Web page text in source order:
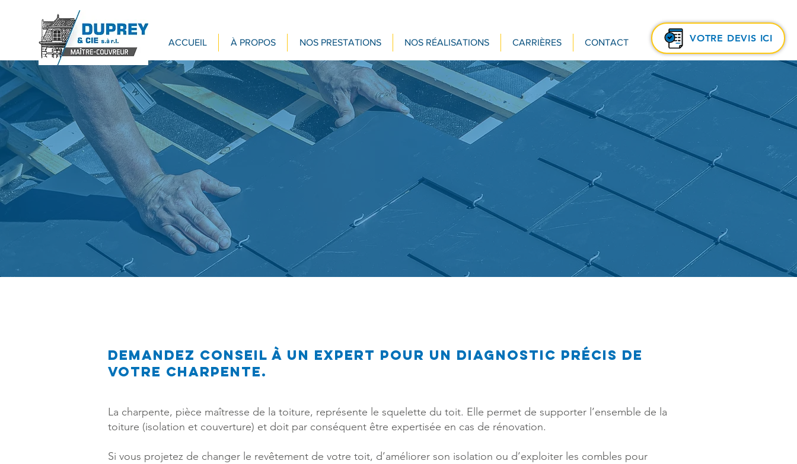
VOTRE DEVIS ICI
ACCUEIL À PROPOS NOS PRESTATIONS NOS RÉALISATIONS CARRIÈRES CONTACT
Charpente
Demandez conseil à un expert pour un diagnostic précis de
votre charpente.
La charpente, pièce maîtresse de la toiture, représente le squelette du toit. Elle permet de supporter l’ensemble de la
toiture (isolation et couverture) et doit par conséquent être expertisée en cas de rénovation.
Si vous projetez de changer le revêtement de votre toit, d’améliorer son isolation ou d’exploiter les combles pour